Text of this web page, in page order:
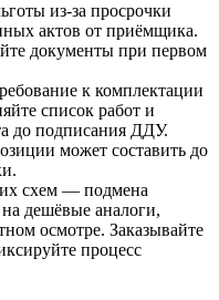
из-за просрочки
актов от приёмщика.
документы при первом
к комплектации
список работ и
до подписания ДДУ.
может составить до
схем — подмена
дешёвые аналоги,
осмотре. Заказывайте
процесс